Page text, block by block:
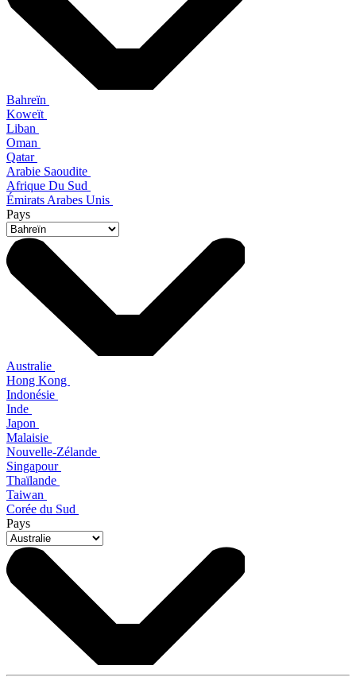
Bahreïn
Koweït
Liban
Oman
Qatar
Arabie Saoudite
Afrique Du Sud
Émirats Arabes Unis
Pays
Australie
Hong Kong
Indonésie
Inde
Japon
Malaisie
Nouvelle-Zélande
Singapour
Thaïlande
Taiwan
Corée du Sud
Pays